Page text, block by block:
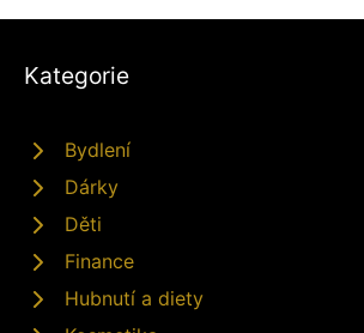
Kategorie
Bydlení
Dárky
Děti
Finance
Hubnutí a diety